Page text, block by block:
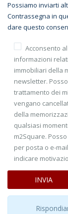
Possiamo inviarti
Contrassegna in
dare questo
Acconsento
informazioni
immobiliari della
newsletter.
trattamento dei
vengano
della
qualsiasi
m2Square.
per posta o e-
indicare